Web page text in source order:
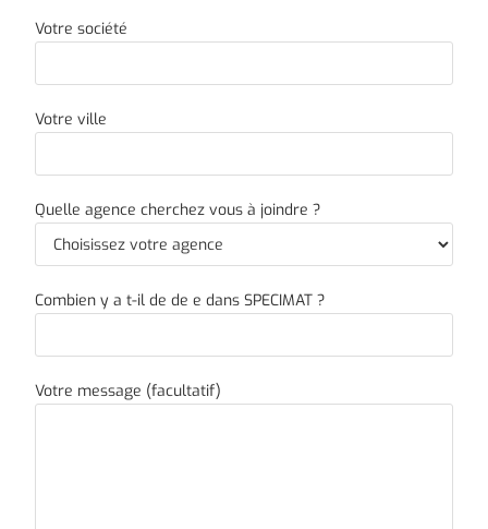
Votre société
Votre ville
Quelle agence cherchez vous à joindre ?
Combien y a t-il de de e dans SPECIMAT ?
Votre message (facultatif)